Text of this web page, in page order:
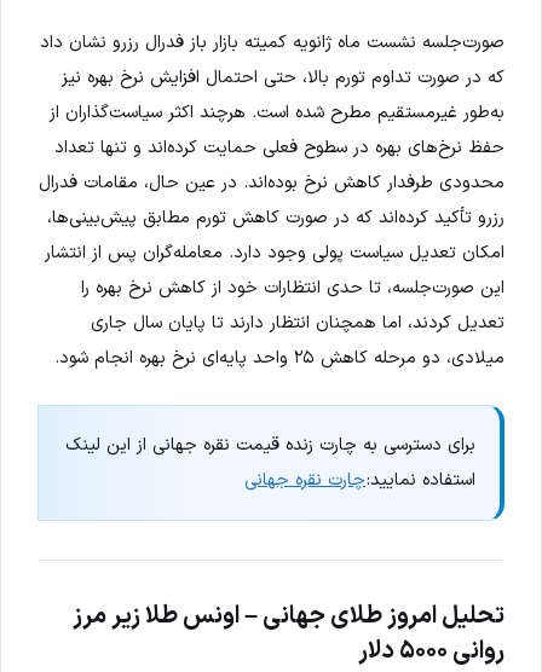
صورت‌جلسه نشست ماه ژانویه کمیته بازار باز فدرال رزرو نشان داد
که در صورت تداوم تورم بالا، حتی احتمال افزایش نرخ بهره نیز
به‌طور غیرمستقیم مطرح شده است. هرچند اکثر سیاست‌گذاران از
حفظ نرخ‌های بهره در سطوح فعلی حمایت کرده‌اند و تنها تعداد
محدودی طرفدار کاهش نرخ بوده‌اند. در عین حال، مقامات فدرال
رزرو تأکید کرده‌اند که در صورت کاهش تورم مطابق پیش‌بینی‌ها،
امکان تعدیل سیاست پولی وجود دارد. معامله‌گران پس از انتشار
این صورت‌جلسه، تا حدی انتظارات خود از کاهش نرخ بهره را
تعدیل کردند، اما همچنان انتظار دارند تا پایان سال جاری
میلادی، دو مرحله کاهش ۲۵ واحد پایه‌ای نرخ بهره انجام شود.
برای دسترسی به چارت زنده قیمت نقره جهانی از این لینک
استفاده نمایید:چارت نقره جهانی
تحلیل امروز طلای جهانی – اونس طلا زیر مرز
روانی ۵۰۰۰ دلار